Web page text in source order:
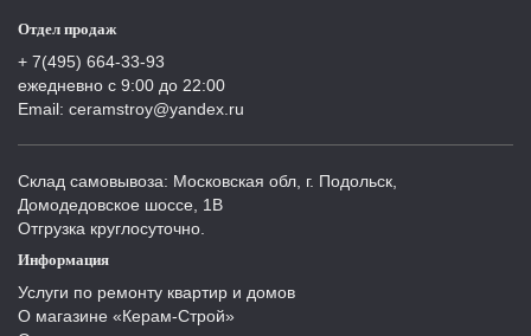
Отдел продаж
+ 7(495) 664-33-93
ежедневно с 9:00 до 22:00
Email: ceramstroy@yandex.ru
Склад самовывоза: Московская обл, г. Подольск,
Домодедовское шоссе, 1В
Отгрузка круглосуточно.
Информация
Услуги по ремонту квартир и домов
О магазине «Керам-Строй»